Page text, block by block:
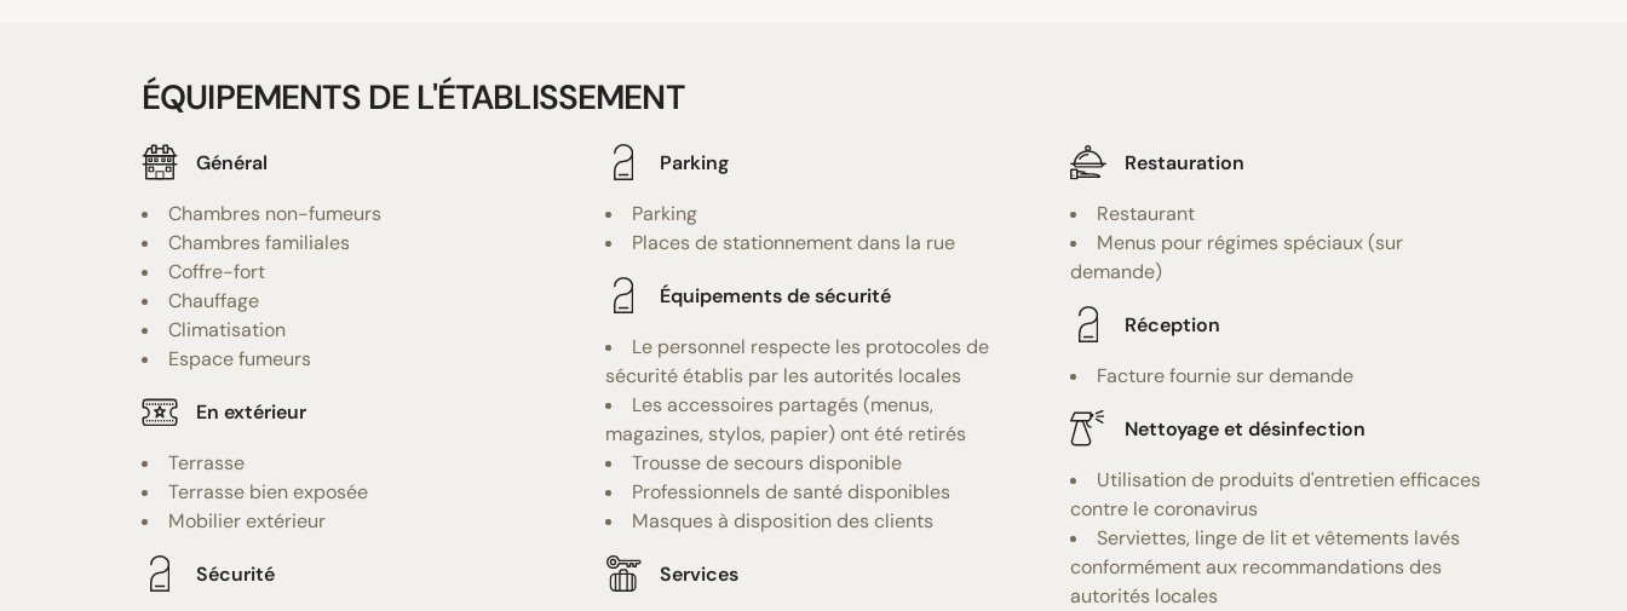
ÉQUIPEMENTS DE L'ÉTABLISSEMENT
Général
Chambres non-fumeurs
Chambres familiales
Coffre-fort
Chauffage
Climatisation
Espace fumeurs
En extérieur
Terrasse
Terrasse bien exposée
Mobilier extérieur
Sécurité
Parking
Parking
Places de stationnement dans la rue
Équipements de sécurité
Le personnel respecte les protocoles de
sécurité établis par les autorités locales
Les accessoires partagés (menus,
magazines, stylos, papier) ont été retirés
Trousse de secours disponible
Professionnels de santé disponibles
Masques à disposition des clients
Services
Restauration
Restaurant
Menus pour régimes spéciaux (sur
demande)
Réception
Facture fournie sur demande
Nettoyage et désinfection
Utilisation de produits d'entretien efficaces
contre le coronavirus
Serviettes, linge de lit et vêtements lavés
conformément aux recommandations des
autorités locales